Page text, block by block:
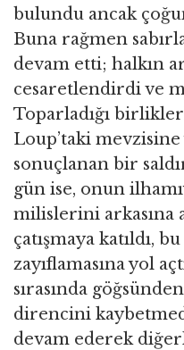
bulundu ancak
Buna rağmen
devam etti; halkın
cesaretlendirdi ve
Toparladığı
Loup’taki
sonuçlanan bir
gün ise, onun
milislerini arkasına
çatışmaya katıldı,
zayıflamasına yol
sırasında
direncini
devam ederek